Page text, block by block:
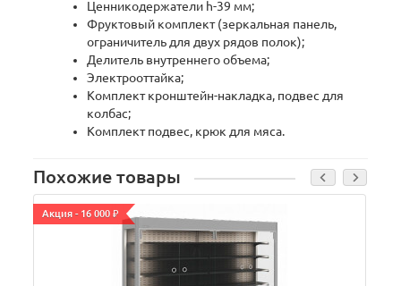
Ценникодержатели h-39 мм;
Фруктовый комплект (зеркальная панель,
ограничитель для двух рядов полок);
Делитель внутреннего объема;
Электрооттайка;
Комплект кронштейн-накладка, подвес для
колбас;
Комплект подвес, крюк для мяса.
Похожие товары
Акция - 16 000 ₽